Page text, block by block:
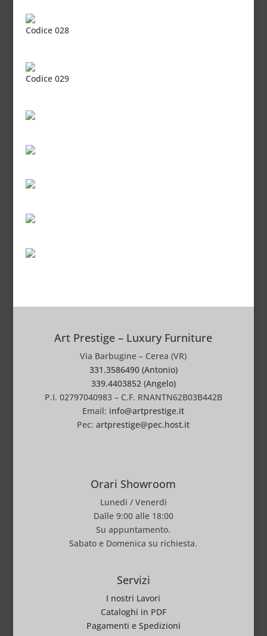
Codice 028
Codice 029
Art Prestige – Luxury Furniture
Via Barbugine – Cerea (VR)
331.3586490 (Antonio)
339.4403852 (Angelo)
P.I. 02797040983 – C.F. RNANTN62B03B442B
Email: info@artprestige.it
Pec:artprestige@pec.host.it
Orari Showroom
Lunedi / Venerdi
Dalle 9:00 alle 18:00
Su appuntamento.
Sabato e Domenica su richiesta.
Servizi
I nostri Lavori
Cataloghi in PDF
Pagamenti e Spedizioni